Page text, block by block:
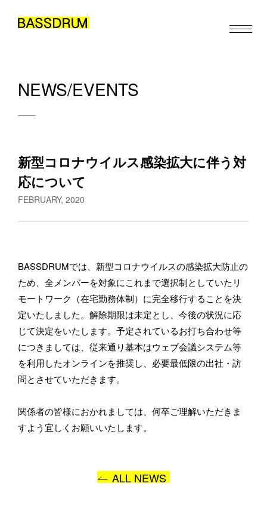
ABOUT
MEMBERS
NEWS/EVENTS
CONTACT
JA / EN / ZH
NEWS/EVENTS
新型コロナウイルス感染拡大に伴う対
応について
FEBRUARY, 2020
BASSDRUMでは、新型コロナウイルスの感染拡大防止の
ため、全メンバーを対象にこれまで選択制としていたリ
モートワーク（在宅勤務体制）に完全移行することを決
定いたしました。解除期限は未定とし、今後の状況に応
じて決定をいたします。予定されているお打ち合わせ等
につきましては、従来通り基本はウェブ会議システム等
を利用したオンラインを推奨し、必要最低限の出社・訪
問とさせていただきます。
関係者の皆様におかれましては、何卒ご理解いただきま
すよう宜しくお願いいたします。
ALL NEWS
お仕事のご依頼・取材のご相談など、下記のフォームからお気軽
にお問い合わせください。メールの場合は hello@bassdrum.org か
らご連絡ください。
メールアドレス
所属
BASSDRUMをどのようにお知りになりましたか？